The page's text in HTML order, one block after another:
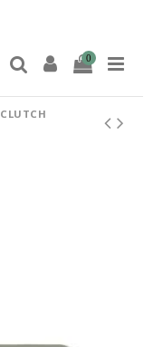
0
CLUTCH